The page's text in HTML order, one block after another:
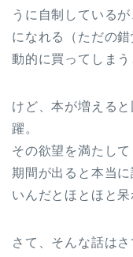
うに自制している
になれる（ただの
動的に買ってしま
けど、本が増える
躍。
その欲望を満たし
期間が出ると本当
いんだとほとほと呆
さて、そんな話は